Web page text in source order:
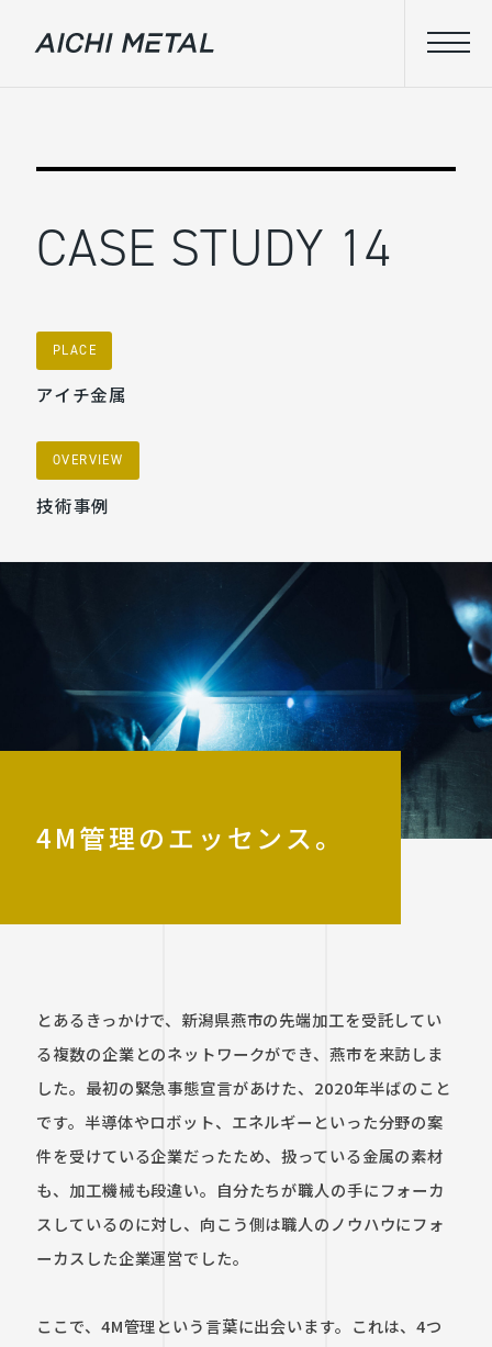
CASE STUDY 14
PLACE
アイチ金属
OVERVIEW
技術事例
4M管理のエッセンス。
とあるきっかけで、新潟県燕市の先端加工を受託してい
る複数の企業とのネットワークができ、燕市を来訪しま
した。最初の緊急事態宣言があけた、2020年半ばのこと
です。半導体やロボット、エネルギーといった分野の案
件を受けている企業だったため、扱っている金属の素材
も、加工機械も段違い。自分たちが職人の手にフォーカ
スしているのに対し、向こう側は職人のノウハウにフォ
ーカスした企業運営でした。
ここで、4M管理という言葉に出会います。これは、4つ